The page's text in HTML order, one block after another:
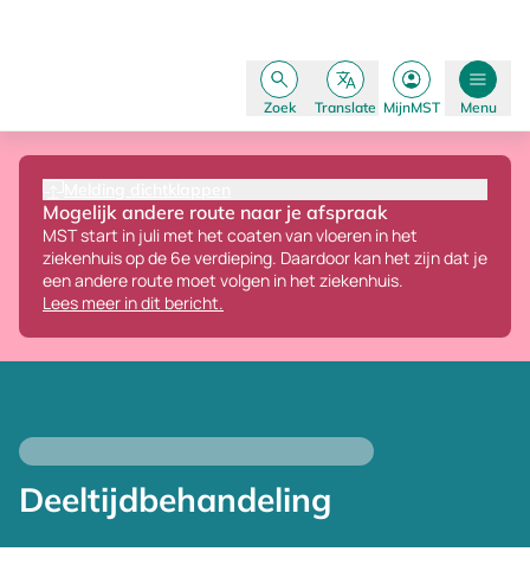
Zoek Translate MijnMST Menu
Mogelijk andere route naar je afspraak
MST start in juli met het coaten van vloeren in het
ziekenhuis op de 6e verdieping. Daardoor kan het zijn dat je
een andere route moet volgen in het ziekenhuis.
Lees meer in dit bericht.
Deeltijdbehandeling